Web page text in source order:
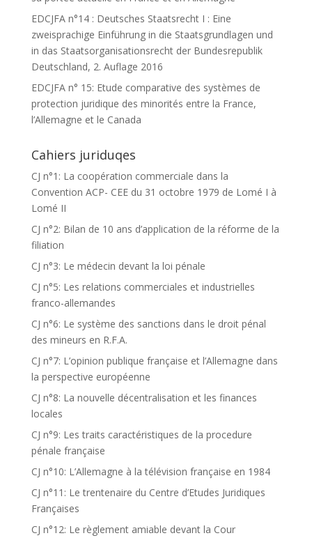
EDCJFA n°14 : Deutsches Staatsrecht I : Eine
zweisprachige Einführung in die Staatsgrundlagen und
in das Staatsorganisationsrecht der Bundesrepublik
Deutschland, 2. Auflage 2016
EDCJFA n° 15: Etude comparative des systèmes de
protection juridique des minorités entre la France,
l’Allemagne et le Canada
Cahiers juriduqes
CJ n°1: La coopération commerciale dans la
Convention ACP- CEE du 31 octobre 1979 de Lomé I à
Lomé II
CJ n°2: Bilan de 10 ans d’application de la réforme de la
filiation
CJ n°3: Le médecin devant la loi pénale
CJ n°5: Les relations commerciales et industrielles
franco-allemandes
CJ n°6: Le système des sanctions dans le droit pénal
des mineurs en R.F.A.
CJ n°7: L’opinion publique française et l’Allemagne dans
la perspective européenne
CJ n°8: La nouvelle décentralisation et les finances
locales
CJ n°9: Les traits caractéristiques de la procedure
pénale française
CJ n°10: L’Allemagne à la télévision française en 1984
CJ n°11: Le trentenaire du Centre d’Etudes Juridiques
Françaises
CJ n°12: Le règlement amiable devant la Cour